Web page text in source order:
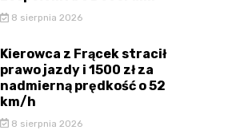
8 sierpnia 2026
Kierowca z Frącek stracił
prawo jazdy i 1500 zł za
nadmierną prędkość o 52
km/h
8 sierpnia 2026